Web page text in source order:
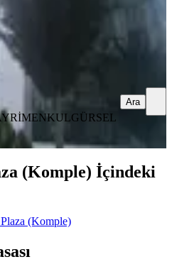
GÜRSEL
Ara
(Komple) İçindeki
(Komple)